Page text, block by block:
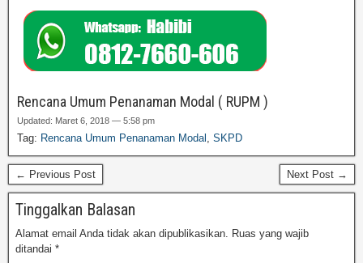
Rencana Umum Penanaman Modal ( RUPM )
Updated: Maret 6, 2018 — 5:58 pm
Tag: Rencana Umum Penanaman Modal SKPD
← Previous Post Next Post →
Tinggalkan Balasan
Alamat email Anda tidak akan dipublikasikan.
Ruas yang wajib
ditandai *